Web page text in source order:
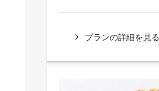
プランの詳細を見る